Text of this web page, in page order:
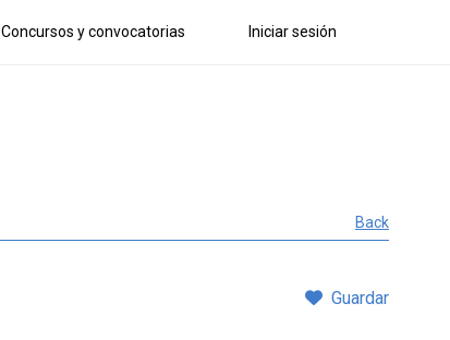
Concursos y convocatorias Iniciar sesión
Back
Guardar